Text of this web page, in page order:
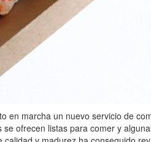
en marcha un nuevo servicio de
ofrecen listas para comer y